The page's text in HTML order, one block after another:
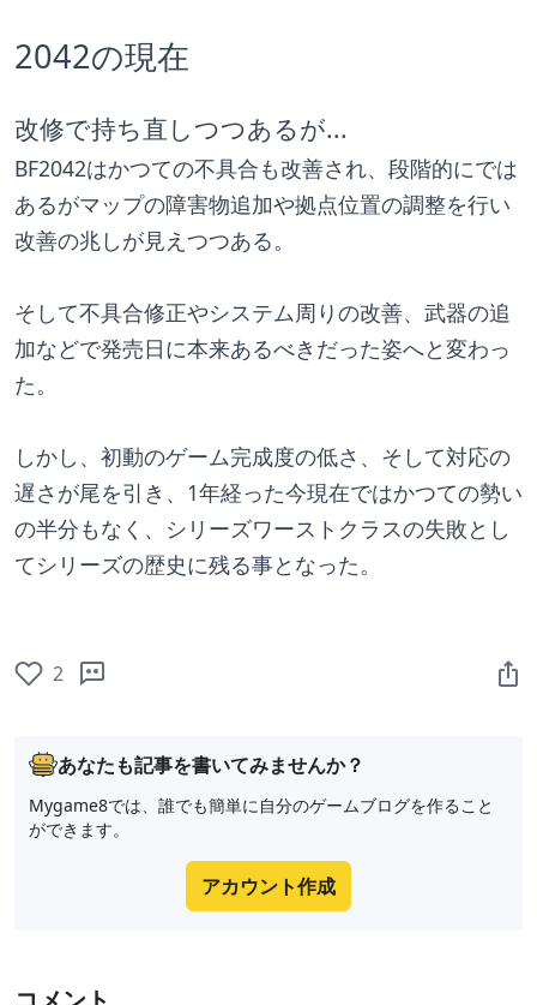
2042の現在
改修で持ち直しつつあるが...
BF2042はかつての不具合も改善され、段階的にでは
あるがマップの障害物追加や拠点位置の調整を行い
改善の兆しが見えつつある。
そして不具合修正やシステム周りの改善、武器の追
加などで発売日に本来あるべきだった姿へと変わっ
た。
しかし、初動のゲーム完成度の低さ、そして対応の
遅さが尾を引き、1年経った今現在ではかつての勢い
の半分もなく、シリーズワーストクラスの失敗とし
てシリーズの歴史に残る事となった。
2
あなたも記事を書いてみませんか？
Mygame8では、誰でも簡単に自分のゲームブログを作ること
ができます。
アカウント作成